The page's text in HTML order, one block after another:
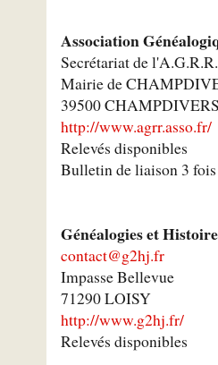
Association
Secrétariat de l'A.G.R.R.
Mairie de
39500 CHAMPDIVERS
http://www.agrr.asso.fr/
Relevés disponibles
Bulletin de liaison 3
Généalogies et
contact@g2hj.fr
Impasse Bellevue
71290 LOISY
http://www.g2hj.fr/
Relevés disponibles